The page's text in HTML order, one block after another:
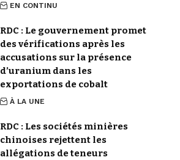
EN CONTINU
RDC : Le gouvernement promet
des vérifications après les
accusations sur la présence
d’uranium dans les
exportations de cobalt
À LA UNE
RDC : Les sociétés minières
chinoises rejettent les
allégations de teneurs